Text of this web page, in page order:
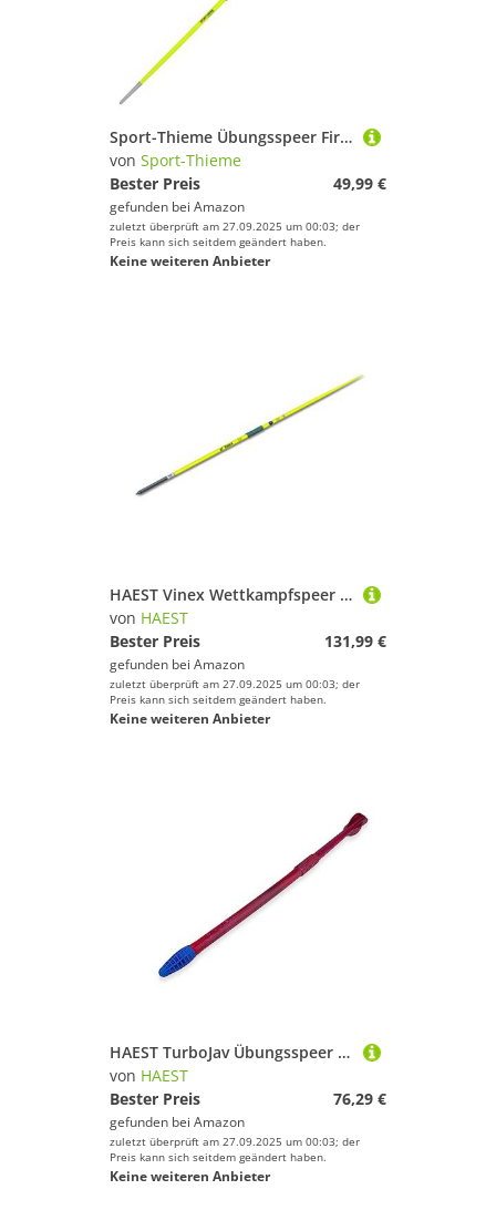
Sport-Thieme Übungsspeer First Fly | Umstieg vom Übungs- zum Wettkampfspeer | Ideal für Anfänger | Schnurkordel-Griff | Aluminium & Stahl | 125 cm Länge | 20 mm Durchmesser | 250 g | Neon-Gelb
von Sport-Thieme
Bester Preis
49,99 €
gefunden bei Amazon
zuletzt überprüft am 27.09.2025 um 00:03; der
Preis kann sich seitdem geändert haben.
Keine weiteren Anbieter
HAEST Vinex Wettkampfspeer Super Challenge - 700 g - Speerwurf
von HAEST
Bester Preis
131,99 €
gefunden bei Amazon
zuletzt überprüft am 27.09.2025 um 00:03; der
Preis kann sich seitdem geändert haben.
Keine weiteren Anbieter
HAEST TurboJav Übungsspeer - Speer 600g - Speerwurf Kinder - Speerwerfen - Trainingsspeer
von HAEST
Bester Preis
76,29 €
gefunden bei Amazon
zuletzt überprüft am 27.09.2025 um 00:03; der
Preis kann sich seitdem geändert haben.
Keine weiteren Anbieter